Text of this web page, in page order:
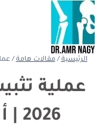
الرئيسية / مقالات هامة /
عملية
2026 | أ.د. عمرو ناجي